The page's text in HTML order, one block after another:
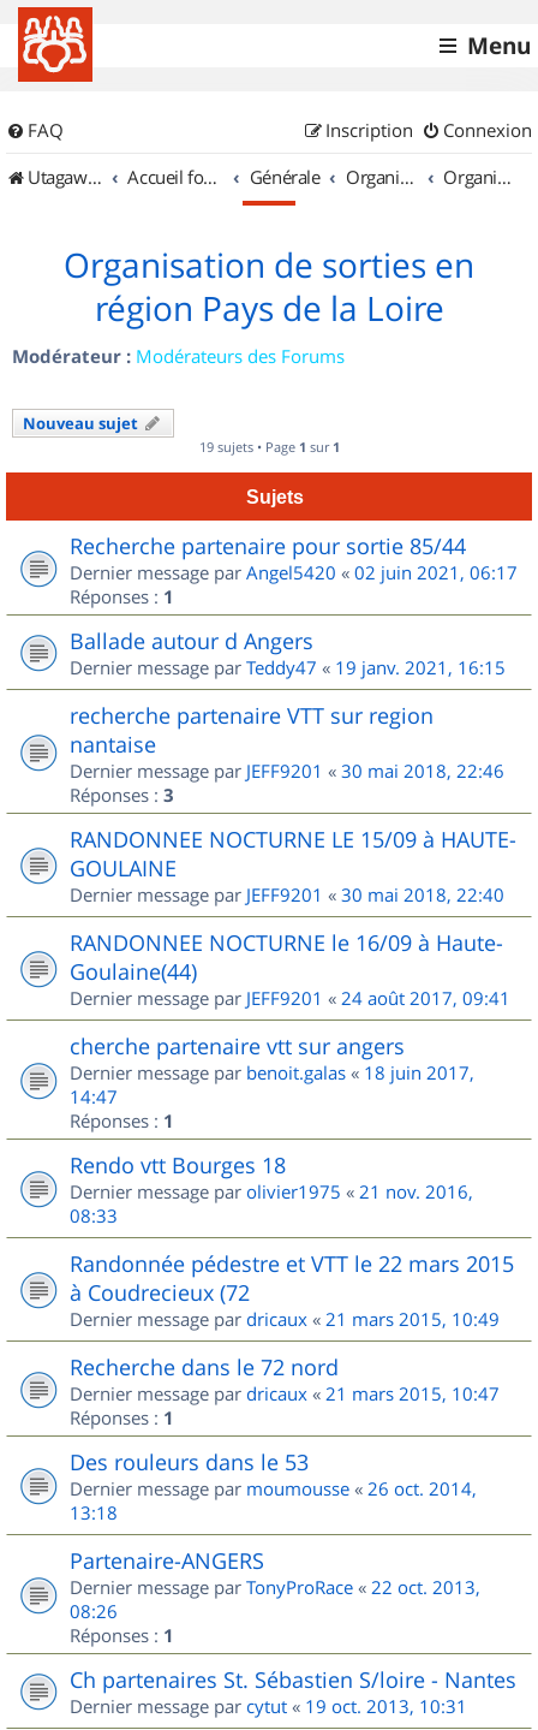
Menu
FAQ Connexion
Inscription
UtagawaVTT (Randos VTT et VTTAE avec traces GPS)
Accueil forum Générale Organisation de sorties & Recherche de partenaires Organisation de sorties en région Pays de la Loire
Organisation de sorties en
région Pays de la Loire
Modérateur : Modérateurs des Forums
Nouveau sujet
19 sujets • Page 1 sur 1
Sujets
Recherche partenaire pour sortie 85/44
Dernier message par Angel5420 « 02 juin 2021, 06:17
Réponses : 1
Ballade autour d Angers
Dernier message par Teddy47 « 19 janv. 2021, 16:15
recherche partenaire VTT sur region
nantaise
Dernier message par JEFF9201 « 30 mai 2018, 22:46
Réponses : 3
RANDONNEE NOCTURNE LE 15/09 à HAUTE-
GOULAINE
Dernier message par JEFF9201 « 30 mai 2018, 22:40
RANDONNEE NOCTURNE le 16/09 à Haute-
Goulaine(44)
Dernier message par JEFF9201 « 24 août 2017, 09:41
cherche partenaire vtt sur angers
Dernier message par benoit.galas « 18 juin 2017,
14:47
Réponses : 1
Rendo vtt Bourges 18
Dernier message par olivier1975 « 21 nov. 2016,
08:33
Randonnée pédestre et VTT le 22 mars 2015
à Coudrecieux (72
Dernier message par dricaux « 21 mars 2015, 10:49
Recherche dans le 72 nord
Dernier message par dricaux « 21 mars 2015, 10:47
Réponses : 1
Des rouleurs dans le 53
Dernier message par moumousse « 26 oct. 2014,
13:18
Partenaire-ANGERS
Dernier message par TonyProRace « 22 oct. 2013,
08:26
Réponses : 1
Ch partenaires St. Sébastien S/loire - Nantes
Dernier message par cytut « 19 oct. 2013, 10:31